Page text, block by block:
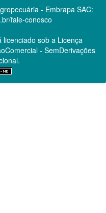
- Embrapa SAC:
fale-conosco
sob a Licença
- SemDerivações